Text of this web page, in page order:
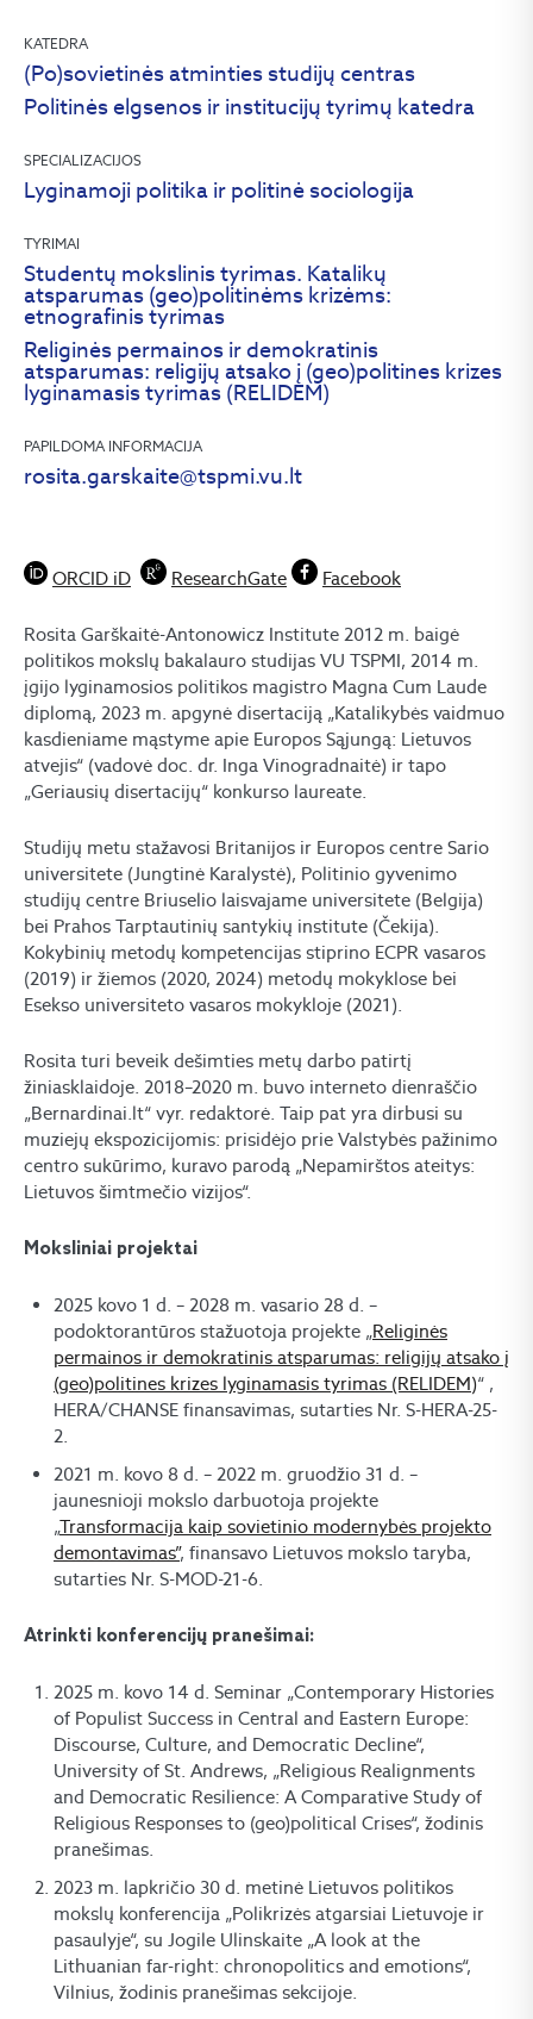
KATEDRA
(Po)sovietinės atminties studijų centras
Politinės elgsenos ir institucijų tyrimų katedra
SPECIALIZACIJOS
Lyginamoji politika ir politinė sociologija
TYRIMAI
Studentų mokslinis tyrimas. Katalikų
atsparumas (geo)politinėms krizėms:
etnografinis tyrimas
Religinės permainos ir demokratinis
atsparumas: religijų atsako į (geo)politines krizes
lyginamasis tyrimas (RELIDEM)
PAPILDOMA INFORMACIJA
rosita.garskaite@tspmi.vu.lt
ORCID iD ResearchGate Facebook
Rosita Garškaitė-Antonowicz Institute 2012 m. baigė
politikos mokslų bakalauro studijas VU TSPMI, 2014 m.
įgijo lyginamosios politikos magistro Magna Cum Laude
diplomą, 2023 m. apgynė disertaciją „Katalikybės vaidmuo
kasdieniame mąstyme apie Europos Sąjungą: Lietuvos
atvejis“ (vadovė doc. dr. Inga Vinogradnaitė) ir tapo
„Geriausių disertacijų“ konkurso laureate.
Studijų metu stažavosi Britanijos ir Europos centre Sario
universitete (Jungtinė Karalystė), Politinio gyvenimo
studijų centre Briuselio laisvajame universitete (Belgija)
bei Prahos Tarptautinių santykių institute (Čekija).
Kokybinių metodų kompetencijas stiprino ECPR vasaros
(2019) ir žiemos (2020, 2024) metodų mokyklose bei
Esekso universiteto vasaros mokykloje (2021).
Rosita turi beveik dešimties metų darbo patirtį
žiniasklaidoje. 2018–2020 m. buvo interneto dienraščio
„Bernardinai.lt“ vyr. redaktorė. Taip pat yra dirbusi su
muziejų ekspozicijomis: prisidėjo prie Valstybės pažinimo
centro sukūrimo, kuravo parodą „Nepamirštos ateitys:
Lietuvos šimtmečio vizijos“.
Moksliniai projektai
2025 kovo 1 d. – 2028 m. vasario 28 d. –
podoktorantūros stažuotoja projekte „Religinės
permainos ir demokratinis atsparumas: religijų atsako į
(geo)politines krizes lyginamasis tyrimas (RELIDEM)“ ,
HERA/CHANSE finansavimas, sutarties Nr. S-HERA-25-
2.
2021 m. kovo 8 d. – 2022 m. gruodžio 31 d. –
jaunesnioji mokslo darbuotoja projekte
„Transformacija kaip sovietinio modernybės projekto
demontavimas”, finansavo Lietuvos mokslo taryba,
sutarties Nr. S-MOD-21-6.
Atrinkti konferencijų pranešimai:
2025 m. kovo 14 d. Seminar „Contemporary Histories
of Populist Success in Central and Eastern Europe:
Discourse, Culture, and Democratic Decline“,
University of St. Andrews, „Religious Realignments
and Democratic Resilience: A Comparative Study of
Religious Responses to (geo)political Crises“, žodinis
pranešimas.
2023 m. lapkričio 30 d. metinė Lietuvos politikos
mokslų konferencija „Polikrizės atgarsiai Lietuvoje ir
pasaulyje“, su Jogile Ulinskaite „A look at the
Lithuanian far-right: chronopolitics and emotions“,
Vilnius, žodinis pranešimas sekcijoje.